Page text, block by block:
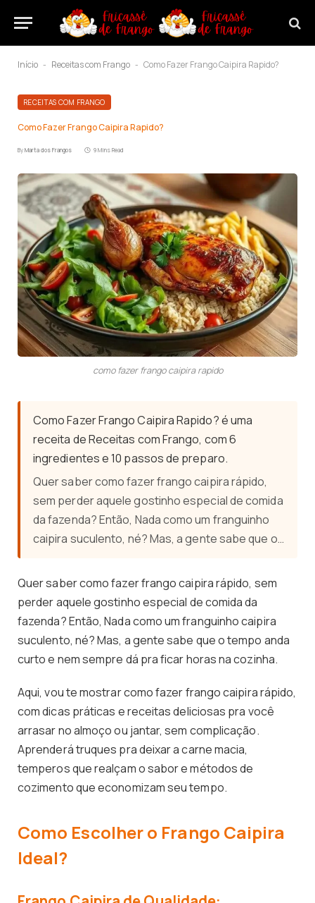
Início - Receitas com Frango - Como Fazer Frango Caipira Rapido?
RECEITAS COM FRANGO
Como Fazer Frango Caipira Rapido?
ByMarta dos Frangos 9 Mins Read
como fazer frango caipira rapido
Como Fazer Frango Caipira Rapido? é uma
receita de Receitas com Frango, com 6
ingredientes e 10 passos de preparo.
Quer saber como fazer frango caipira rápido,
sem perder aquele gostinho especial de comida
da fazenda? Então, Nada como um franguinho
caipira suculento, né? Mas, a gente sabe que o…
Quer saber como fazer frango caipira rápido, sem
perder aquele gostinho especial de comida da
fazenda? Então, Nada como um franguinho caipira
suculento, né? Mas, a gente sabe que o tempo anda
curto e nem sempre dá pra ficar horas na cozinha.
Aqui, vou te mostrar como fazer frango caipira rápido,
com dicas práticas e receitas deliciosas pra você
arrasar no almoço ou jantar, sem complicação.
Aprenderá truques pra deixar a carne macia,
temperos que realçam o sabor e métodos de
cozimento que economizam seu tempo.
Como Escolher o Frango Caipira
Ideal?